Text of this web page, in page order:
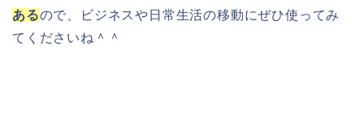
あるので、ビジネスや日常生活の移動にぜひ使ってみ
てくださいね＾＾